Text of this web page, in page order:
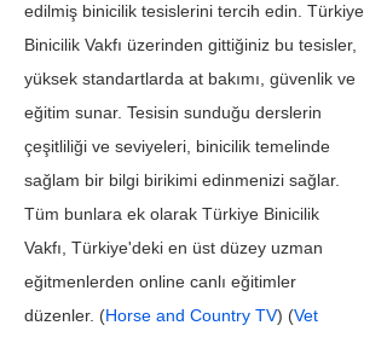
edilmiş binicilik tesislerini tercih edin. Türkiye
Binicilik Vakfı üzerinden gittiğiniz bu tesisler,
yüksek standartlarda at bakımı, güvenlik ve
eğitim sunar. Tesisin sunduğu derslerin
çeşitliliği ve seviyeleri, binicilik temelinde
sağlam bir bilgi birikimi edinmenizi sağlar.
Tüm bunlara ek olarak Türkiye Binicilik
Vakfı, Türkiye'deki en üst düzey uzman
eğitmenlerden online canlı eğitimler
düzenler. (Horse and Country TV) (Vet